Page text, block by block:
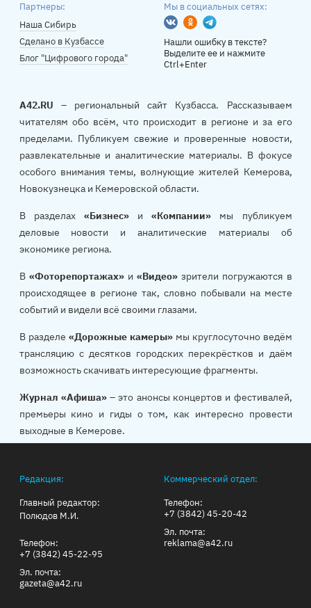
Партнеры:
Наша Сибирь
Сделано в Кузбассе
Блог "Цифрового города"
Мы в социальных сетях:
Вконтакте
Одноклассники
Telegram
Нашли ошибку в тексте?
Выделите ее и нажмите
Ctrl+Enter
A42.RU – региональный сайт Кузбасса. Рассказываем
читателям обо всём, что происходит в регионе и за его
пределами. Публикуем свежие и проверенные новости,
развлекательные и аналитические материалы. В фокусе
особого внимания темы, волнующие жителей Кемерова,
Новокузнецка и Кемеровской области.
В разделах «Бизнес»и«Компании» мы публикуем
деловые новости и аналитические материалы об
экономике региона.
В «Фоторепортажах»и«Видео» зрители погружаются в
происходящее в регионе так, словно побывали на месте
событий и видели всё своими глазами.
В разделе «Дорожные камеры»мы круглосуточно ведём
трансляцию с десятков городских перекрёстков и даём
возможность скачивать интересующие фрагменты.
Журнал «Афиша»– это анонсы концертов и фестивалей,
премьеры кино и гиды о том, как интересно провести
выходные в Кемерове.
Редакция:
Главный редактор:
Полюдов М.И.
Телефон:
+7 (3842) 45-22-95
Эл. почта:
gazeta@a42.ru
Коммерческий отдел:
Телефон:
+7 (3842) 45-20-42
Эл. почта:
reklama@a42.ru